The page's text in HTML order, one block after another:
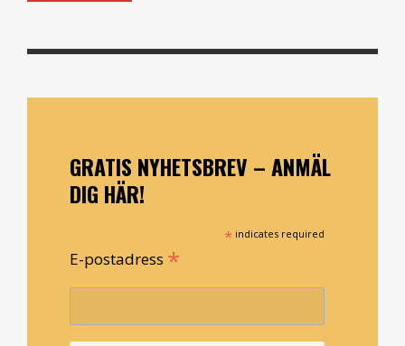
GRATIS NYHETSBREV – ANMÄL
DIG HÄR!
* indicates required
E-postadress *